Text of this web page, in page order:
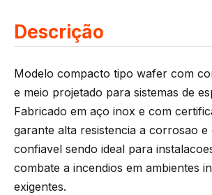
Descrição
Modelo compacto tipo wafer com
e meio projetado para sistemas de
Fabricado em aço inox e com
garante alta resistencia a corrosao e
confiavel sendo ideal para
combate a incendios em ambientes
exigentes.